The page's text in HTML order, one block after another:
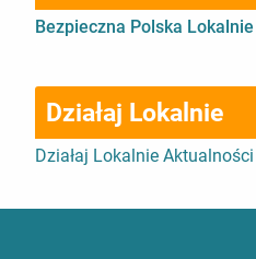
Bezpieczna Polska Lokalnie
Działaj Lokalnie
Działaj Lokalnie Aktualności